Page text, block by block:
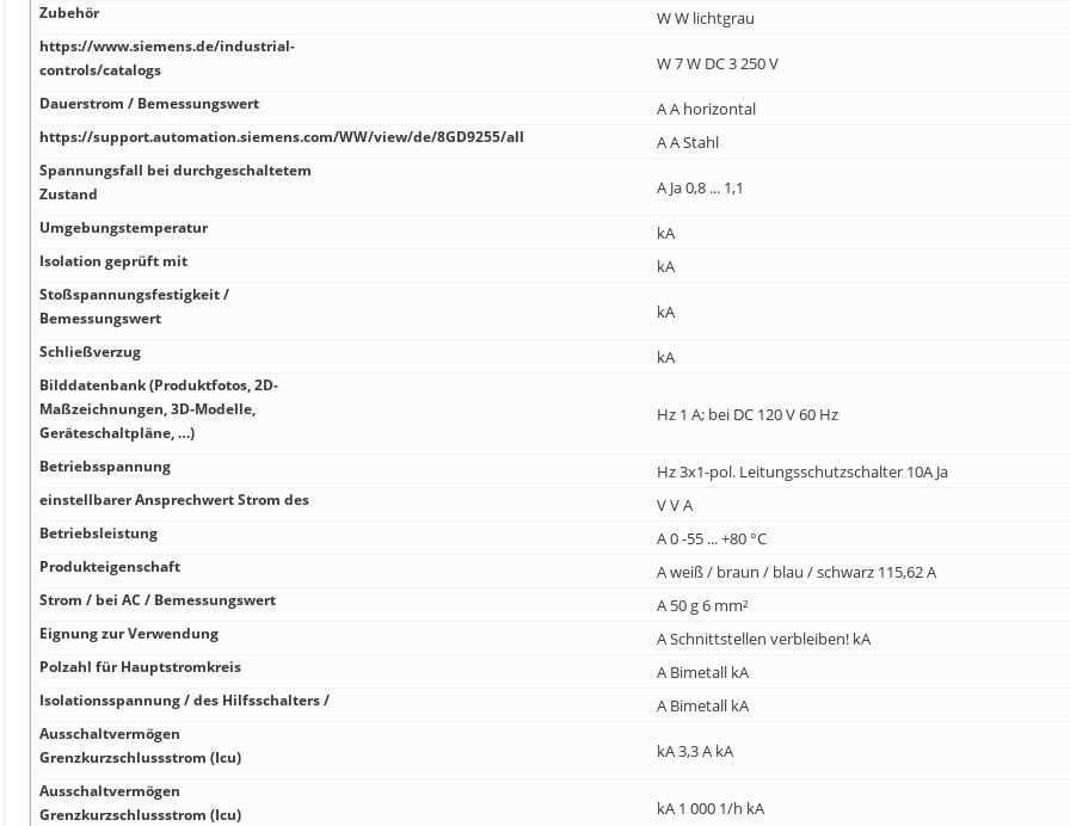
Zubehör W W lichtgrau
https://www.siemens.de/industrial-
controls/catalogs
W 7 W DC 3 250 V
Dauerstrom / Bemessungswert A A horizontal
https://support.automation.siemens.com/WW/view/de/8GD9255/all A A Stahl
Spannungsfall bei durchgeschaltetem
Zustand
A Ja 0,8 ... 1,1
Umgebungstemperatur kA
Isolation geprüft mit kA
Stoßspannungsfestigkeit /
Bemessungswert
kA
Schließverzug kA
Bilddatenbank (Produktfotos, 2D-
Maßzeichnungen, 3D-Modelle,
Geräteschaltpläne, …)
Hz 1 A; bei DC 120 V 60 Hz
Betriebsspannung Hz 3x1-pol. Leitungsschutzschalter 10A Ja
einstellbarer Ansprechwert Strom des V V A
Betriebsleistung A 0 -55 ... +80 °C
Produkteigenschaft A weiß / braun / blau / schwarz 115,62 A
Strom / bei AC / Bemessungswert A 50 g 6 mm²
Eignung zur Verwendung A Schnittstellen verbleiben! kA
Polzahl für Hauptstromkreis A Bimetall kA
Isolationsspannung / des Hilfsschalters / A Bimetall kA
Ausschaltvermögen
Grenzkurzschlussstrom (Icu)
kA 3,3 A kA
Ausschaltvermögen
Grenzkurzschlussstrom (Icu)
kA 1 000 1/h kA